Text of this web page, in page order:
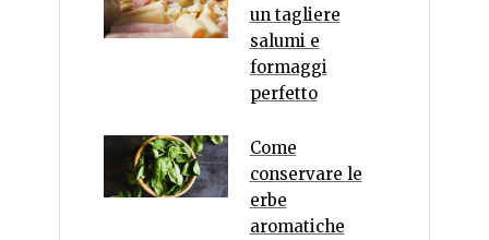
un tagliere
salumi e
formaggi
perfetto
Come
conservare le
erbe
aromatiche